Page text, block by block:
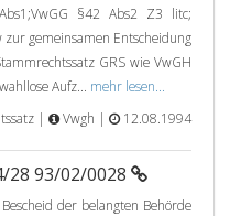
§42 Abs2 Z3 litc;
gemeinsamen Entscheidung
GRS wie VwGH
Aufz... mehr lesen...
|
Vwgh | 12.08.1994
28 93/02/0028
der belangten Behörde